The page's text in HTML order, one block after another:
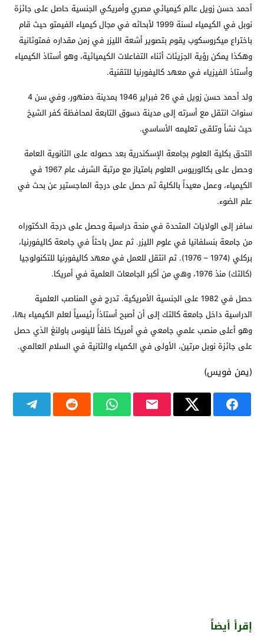
أحمد حسن زويل عالم كيميائي مصري وأمريكي الجنسية حاصل على جائزة
نوبل في الكيمياء لسنة 1999 لأبحاثه في مجال كيمياء الفيمتو حيث قام
باختراع ميكروسكوب يقوم بتصوير أشعة الليزر في زمن مقداره فمتوثانية
وهكذا يمكن رؤية الجزيئات أثناء التفاعلات الكيميائية، وهو أستاذ الكيمياء
وأستاذ الفيزياء في معهد كاليفورنيا للتقنية.
ولد أحمد حسن زويل في 26 فبراير 1946 بمدينة دمنهور، وفي سن 4
سنوات انتقل مع أسرته إلى مدينة دسوق التابعة لمحافظة كفر الشيخ
حيث نشأ وتلقى تعليمه الأساسي.
التحق بكلية العلوم بجامعة الإسكندرية بعد حصوله على الثانوية العامة
وحصل على بكالوريوس العلوم بامتياز مع مرتبة الشرف عام 1967 في
الكيمياء، وعمل معيداً بالكلية ثم حصل على درجة الماجستير عن بحث في
علم الضوء.
سافر إلى الولايات المتحدة في منحة دراسية وحصل على درجة الدكتوراه
من جامعة بنسلفانيا في علوم الليزر. ثم عمل باحثاً في جامعة كاليفورنيا،
بركلي (1974 – 1976). ثم انتقل للعمل في معهد كاليفورنيا للتكنولوجيا
(كالتك) منذ 1976، وهي من أكبر الجامعات العلمية في أمريكا.
حصل في 1982 على الجنسية الأمريكية. تدرج في المناصب العلمية
الدراسية داخل جامعة كالتك إلى أن أصبح أستاذاً رئيسياً لعلم الكيمياء بها،
وهو أعلى منصب علمي جامعي في أمريكا خلفاً للينوس باولنغ الذي حصل
على جائزة نوبل مرتين، الأولى في الكمياء والثانية في السلام العالمي.
(يمن فويس)
إقرأ أيضاً